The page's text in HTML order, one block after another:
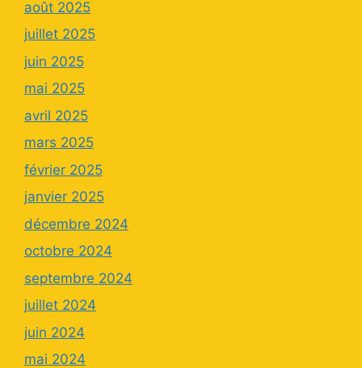
août 2025
juillet 2025
juin 2025
mai 2025
avril 2025
mars 2025
février 2025
janvier 2025
décembre 2024
octobre 2024
septembre 2024
juillet 2024
juin 2024
mai 2024